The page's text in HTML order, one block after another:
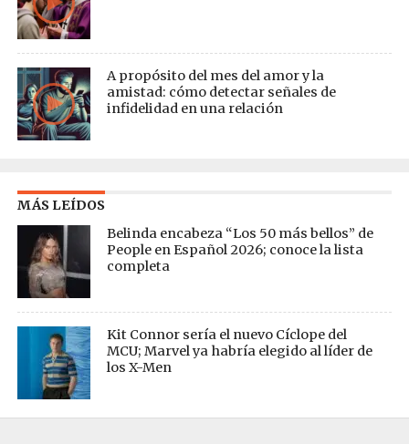
A propósito del mes del amor y la
amistad: cómo detectar señales de
infidelidad en una relación
MÁS LEÍDOS
Belinda encabeza “Los 50 más bellos” de
People en Español 2026; conoce la lista
completa
Kit Connor sería el nuevo Cíclope del
MCU; Marvel ya habría elegido al líder de
los X-Men